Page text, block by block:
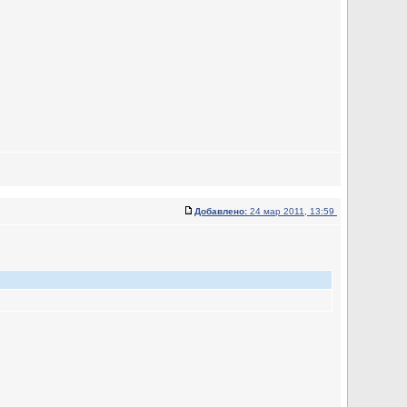
Добавлено: 24 мар 2011, 13:59